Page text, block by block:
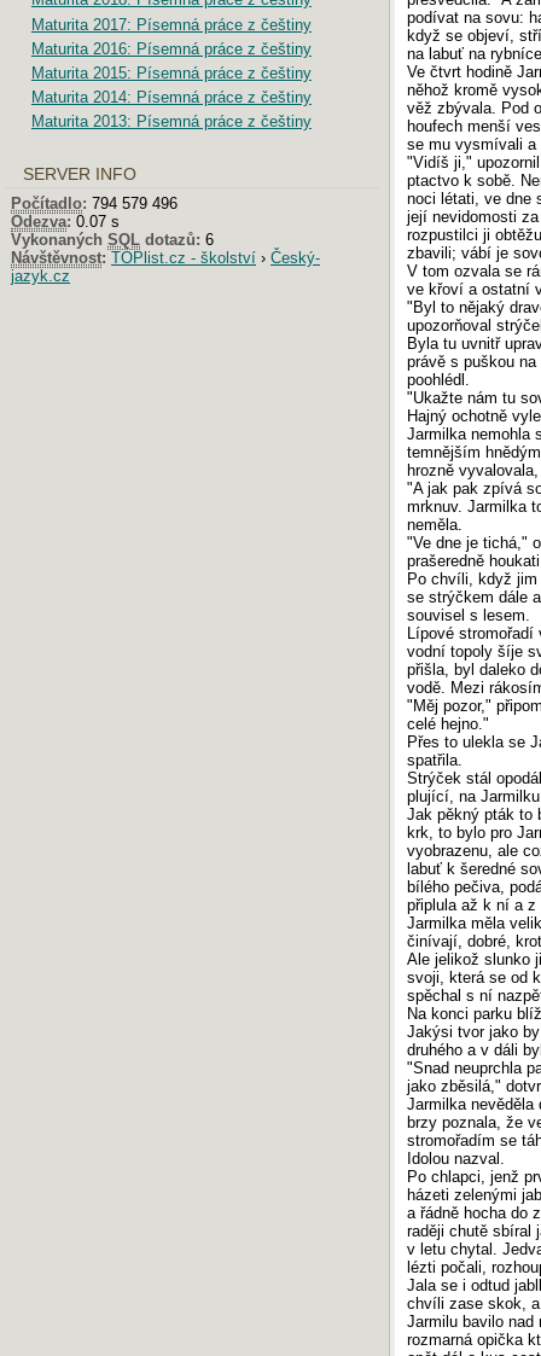
podívat na sovu:
když se objeví,
na labuť na
Ve čtvrt hodině
něhož kromě
věž zbývala. Pod
houfech menší
se mu vysmívali a
"Vidíš ji,"
ptactvo k sobě.
noci létati, ve dne
její nevidomosti
rozpustilci ji
zbavili; vábí je
V tom ozvala se
ve křoví a ostatní
"Byl to nějaký
upozorňoval
Byla tu uvnitř
právě s puškou
poohlédl.
"Ukažte nám tu
Hajný ochotně
Jarmilka nemohla
temnějším
hrozně
"A jak pak zpívá
mrknuv. Jarmilka
neměla.
"Ve dne je tichá,"
prašeredně
Po chvíli, když
se strýčkem dále
souvisel s lesem.
Lípové
vodní topoly šíje
přišla, byl daleko
vodě. Mezi
"Měj pozor,"
celé hejno."
Přes to ulekla se
spatřila.
Strýček stál
plující, na
Jak pěkný pták to
krk, to bylo pro
vyobrazenu, ale
labuť k šeredné
bílého pečiva,
připlula až k ní a z
Jarmilka měla
činívají, dobré,
Ale jelikož slunko
svoji, která se od
spěchal s ní
Na konci parku
Jakýsi tvor jako
druhého a v dáli
"Snad neuprchla
jako zběsilá,"
Jarmilka
brzy poznala, že
stromořadím se
Idolou nazval.
Po chlapci, jenž
házeti zelenými
a řádně hocha do
raději chutě sbíral
v letu chytal.
lézti počali,
Jala se i odtud
chvíli zase skok,
Jarmilu bavilo
rozmarná opička
Maturita 2017: Písemná práce z češtiny
Maturita 2016: Písemná práce z češtiny
Maturita 2015: Písemná práce z češtiny
Maturita 2014: Písemná práce z češtiny
Maturita 2013: Písemná práce z češtiny
SERVER INFO
Počítadlo: 794 579 496
Odezva: 0.07 s
Vykonaných SQL dotazů: 6
Návštěvnost: TOPlist.cz - školství › Český-
jazyk.cz